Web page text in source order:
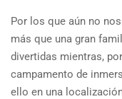
Por los que aún no
más que una gran
divertidas mientras,
campamento de
ello en una